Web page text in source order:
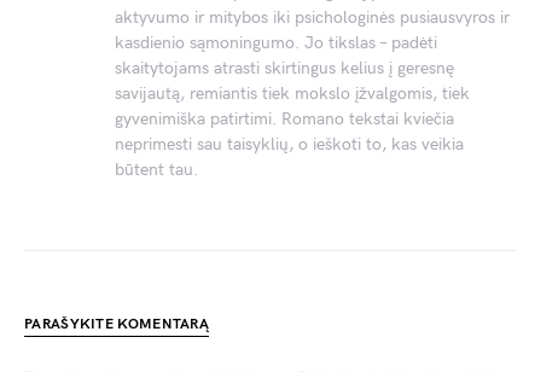
aktyvumo ir mitybos iki psichologinės pusiausvyros ir
kasdienio sąmoningumo. Jo tikslas – padėti
skaitytojams atrasti skirtingus kelius į geresnę
savijautą, remiantis tiek mokslo įžvalgomis, tiek
gyvenimiška patirtimi. Romano tekstai kviečia
neprimesti sau taisyklių, o ieškoti to, kas veikia
būtent tau.
PARAŠYKITE KOMENTARĄ